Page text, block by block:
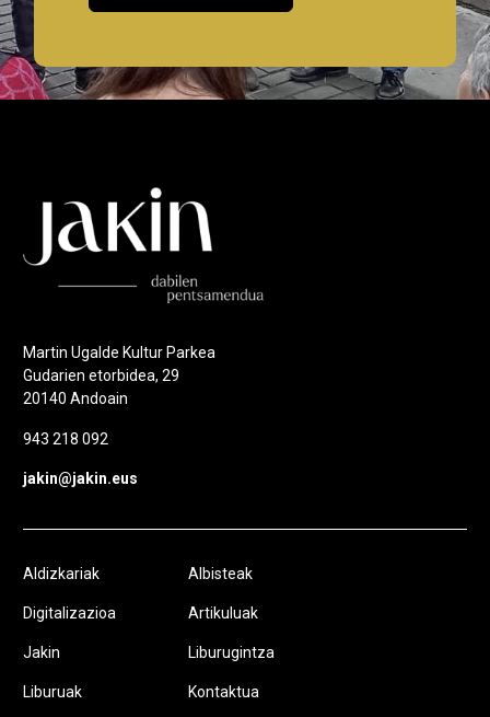
Martin Ugalde Kultur Parkea
Gudarien etorbidea, 29
20140 Andoain
943 218 092
jakin@jakin.eus
Aldizkariak
Digitalizazioa
Jakin
Liburuak
Albisteak
Artikuluak
Liburugintza
Kontaktua